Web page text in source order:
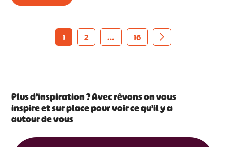
1 2 … 16
Plus d’inspiration ? Avec rêvons on vous
inspire et sur place pour voir ce qu’il y a
autour de vous